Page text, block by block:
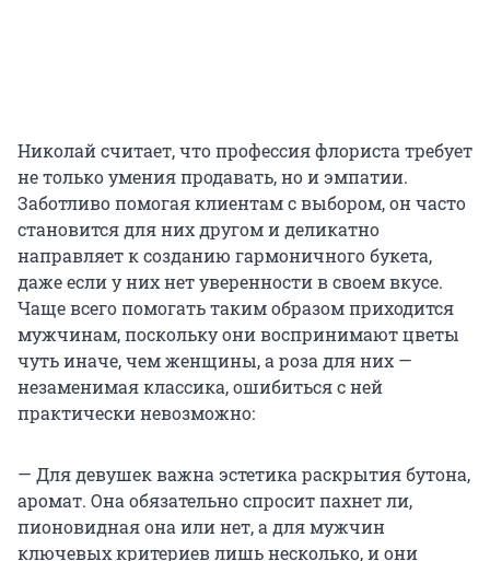
Николай считает, что профессия флориста требует
не только умения продавать, но и эмпатии.
Заботливо помогая клиентам с выбором, он часто
становится для них другом и деликатно
направляет к созданию гармоничного букета,
даже если у них нет уверенности в своем вкусе.
Чаще всего помогать таким образом приходится
мужчинам, поскольку они воспринимают цветы
чуть иначе, чем женщины, а роза для них —
незаменимая классика, ошибиться с ней
практически невозможно:
— Для девушек важна эстетика раскрытия бутона,
аромат. Она обязательно спросит пахнет ли,
пионовидная она или нет, а для мужчин
ключевых критериев лишь несколько, и они